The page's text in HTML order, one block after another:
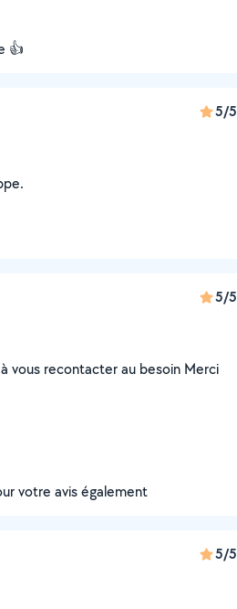
👍
5/5
5/5
vous recontacter au besoin Merci
votre avis également
5/5